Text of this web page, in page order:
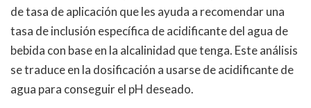
de tasa de aplicación que les ayuda a recomendar una
tasa de inclusión específica de acidificante del agua de
bebida con base en la alcalinidad que tenga. Este análisis
se traduce en la dosificación a usarse de acidificante de
agua para conseguir el pH deseado.